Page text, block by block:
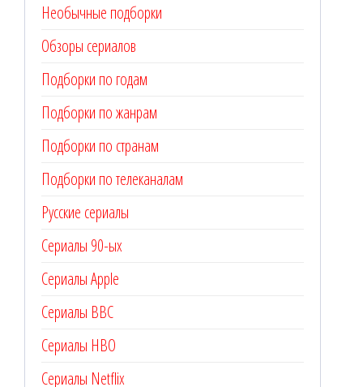
Необычные подборки
Обзоры сериалов
Подборки по годам
Подборки по жанрам
Подборки по странам
Подборки по телеканалам
Русские сериалы
Сериалы 90-ых
Сериалы Apple
Сериалы BBC
Сериалы HBO
Сериалы Netflix